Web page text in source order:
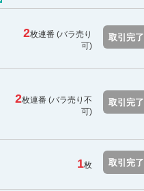
2枚連番 (バラ売り
可)
取引完了
2枚連番 (バラ売り不
可)
取引完了
1枚 取引完了